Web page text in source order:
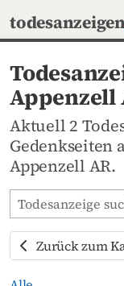
Appenzell
Aktuell 2
Gedenkseiten
Appenzell AR.
Todesanzeigen-
Zurück zum